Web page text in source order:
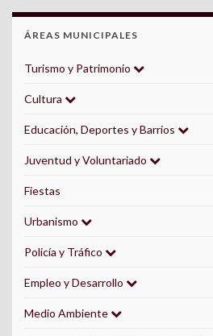
ÁREAS MUNICIPALES
Turismo y Patrimonio
Cultura
Educación, Deportes y Barrios
Juventud y Voluntariado
Fiestas
Urbanismo
Policía y Tráfico
Empleo y Desarrollo
Medio Ambiente